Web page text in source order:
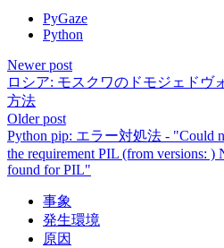
PyGaze
Python
Newer post
ロシア: モスクワのドモジェドヴ
方法
Older post
Python pip: エラー対処法 - "Could
the requirement PIL (from versions: )
found for PIL"
事象
発生環境
原因